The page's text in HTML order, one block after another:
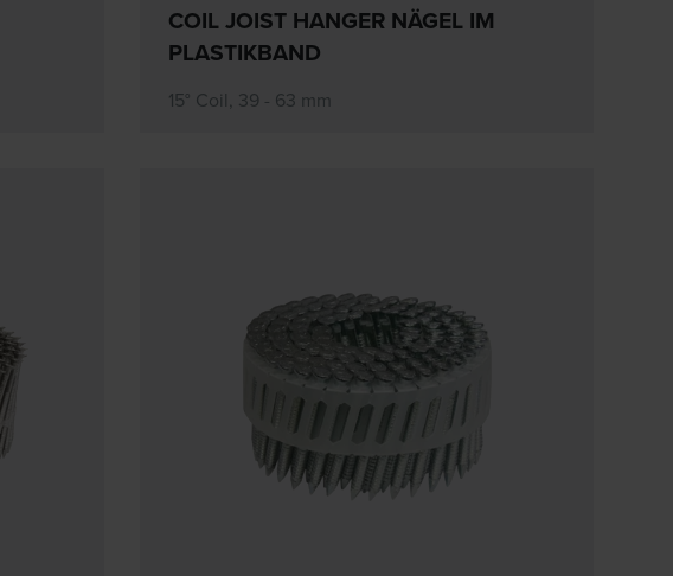
COIL JOIST HANGER NÄGEL IM
PLASTIKBAND
15° Coil, 39 - 63 mm